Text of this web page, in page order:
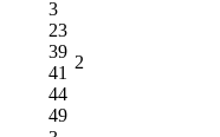
3
23
39
41
44
49
2